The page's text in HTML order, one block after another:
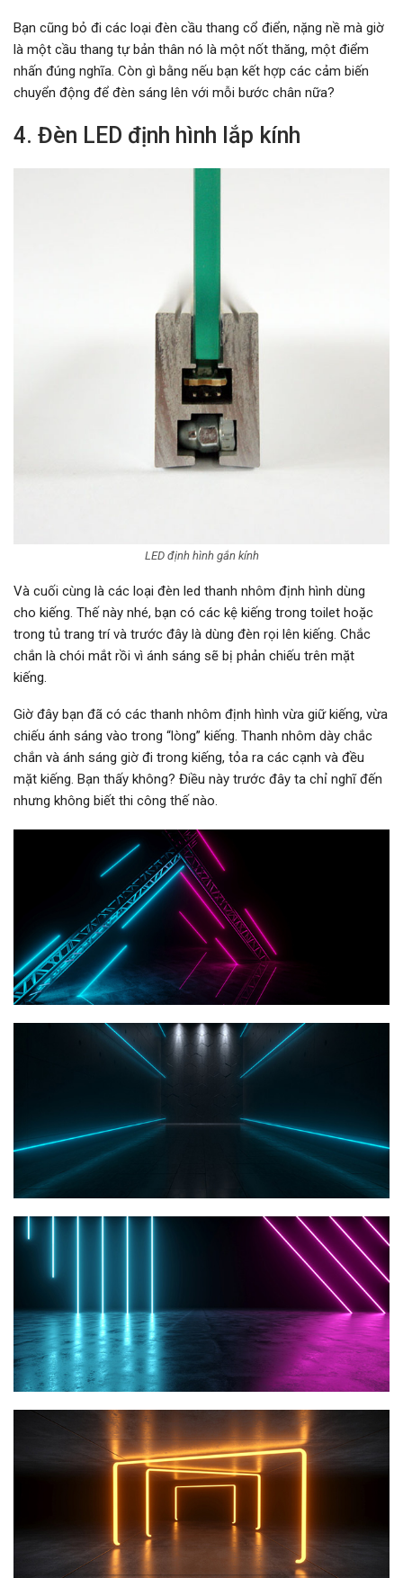
Bạn cũng bỏ đi các loại đèn cầu thang cổ điển, nặng nề mà giờ
là một cầu thang tự bản thân nó là một nốt thăng, một điểm
nhấn đúng nghĩa. Còn gì bằng nếu bạn kết hợp các cảm biến
chuyển động để đèn sáng lên với mỗi bước chân nữa?
4. Đèn LED định hình lắp kính
LED định hình gắn kính
Và cuối cùng là các loại đèn led thanh nhôm định hình dùng
cho kiếng. Thế này nhé, bạn có các kệ kiếng trong toilet hoặc
trong tủ trang trí và trước đây là dùng đèn rọi lên kiếng. Chắc
chắn là chói mắt rồi vì ánh sáng sẽ bị phản chiếu trên mặt
kiếng.
Giờ đây bạn đã có các thanh nhôm định hình vừa giữ kiếng, vừa
chiếu ánh sáng vào trong “lòng” kiếng. Thanh nhôm dày chắc
chắn và ánh sáng giờ đi trong kiếng, tỏa ra các cạnh và đều
mặt kiếng. Bạn thấy không? Điều này trước đây ta chỉ nghĩ đến
nhưng không biết thi công thế nào.